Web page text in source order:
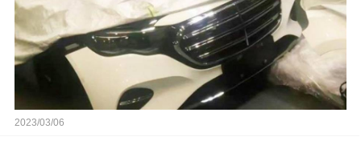
2023/03/06